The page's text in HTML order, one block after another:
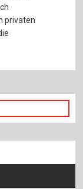
privaten